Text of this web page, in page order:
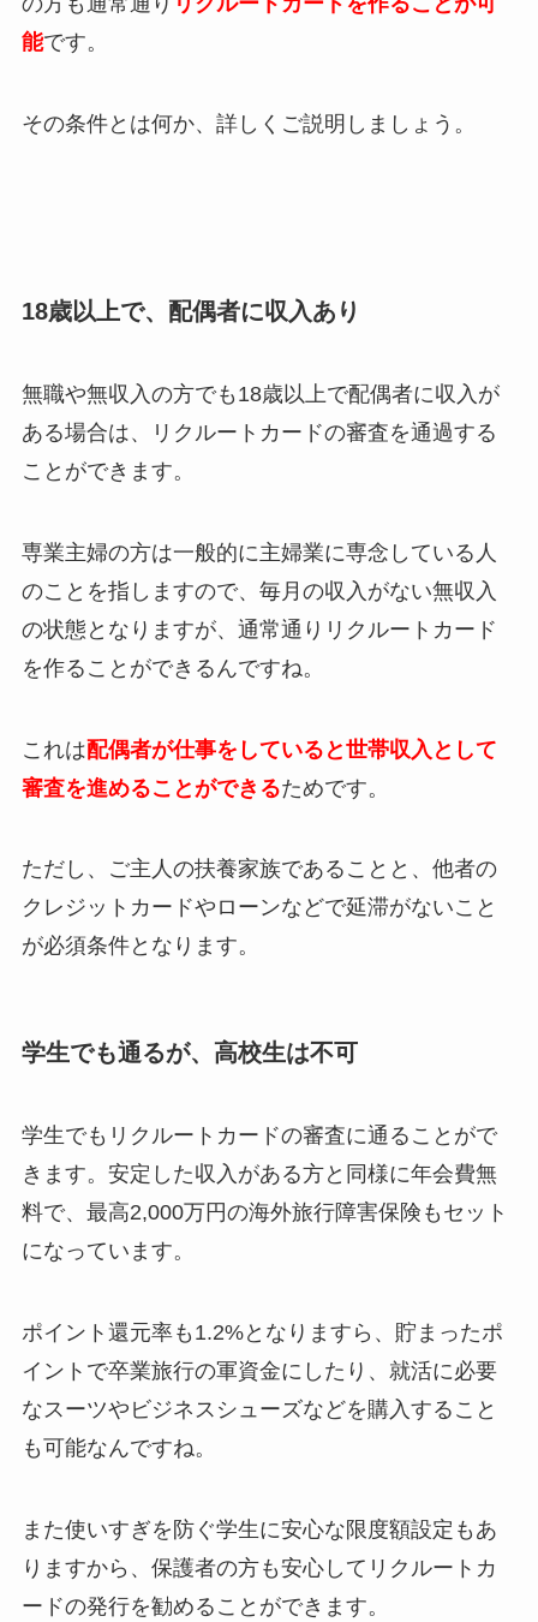
能です。
その条件とは何か、詳しくご説明しましょう。
18歳以上で、配偶者に収入あり
無職や無収入の方でも18歳以上で配偶者に収入が
ある場合は、リクルートカードの審査を通過する
ことができます。
専業主婦の方は一般的に主婦業に専念している人
のことを指しますので、毎月の収入がない無収入
の状態となりますが、通常通りリクルートカード
を作ることができるんですね。
これは配偶者が仕事をしていると世帯収入として
審査を進めることができるためです。
ただし、ご主人の扶養家族であることと、他者の
クレジットカードやローンなどで延滞がないこと
が必須条件となります。
学生でも通るが、高校生は不可
学生でもリクルートカードの審査に通ることがで
きます。安定した収入がある方と同様に年会費無
料で、最高2,000万円の海外旅行障害保険もセット
になっています。
ポイント還元率も1.2%となりますら、貯まったポ
イントで卒業旅行の軍資金にしたり、就活に必要
なスーツやビジネスシューズなどを購入すること
も可能なんですね。
また使いすぎを防ぐ学生に安心な限度額設定もあ
りますから、保護者の方も安心してリクルートカ
ードの発行を勧めることができます。